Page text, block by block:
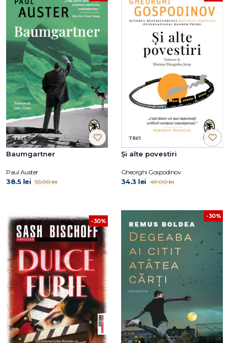
Baumgartner
Paul Auster
38.5 lei 55.00 lei
Și alte povestiri
Gheorghi Gospodinov
34.3 lei 49.00 lei
-30%
-30%